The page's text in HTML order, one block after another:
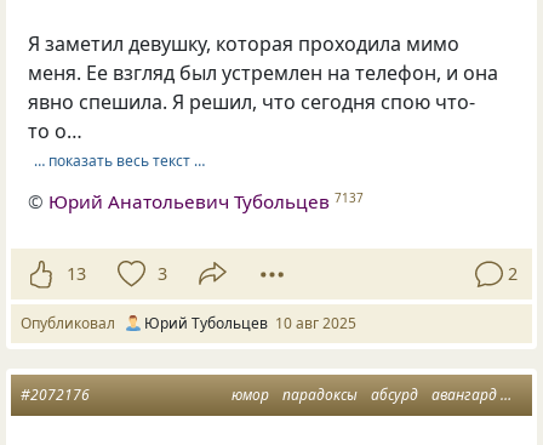
Я заметил девушку, которая проходила мимо
меня. Ее взгляд был устремлен на телефон, и она
явно спешила. Я решил, что сегодня спою что-
то о…
… показать весь текст …
© Юрий Анатольевич Тубольцев 7137
13 3 2
Опубликовал Юрий Тубольцев 10 авг 2025
юмор парадоксы абсурд авангард
#2072176